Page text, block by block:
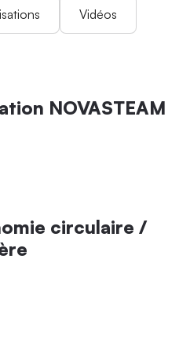
Vidéos
NOVASTEAM
circulaire /